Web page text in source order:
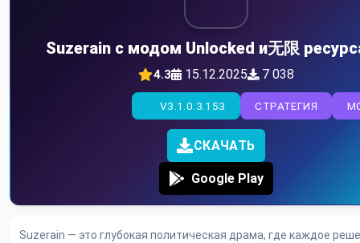
Suzerain с модом Unlocked и无限
4.3 15.12.2025 7 038
СТРАТЕГИЯ
V3.1.0.3.153
СКАЧАТЬ
Google Play
Suzerain — это глубокая политическая драма, где каждое